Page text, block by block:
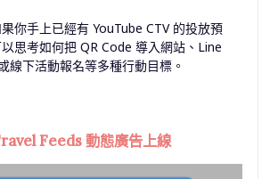
你手上已經有 YouTube CTV 的投放預
思考如何把 QR Code 導入網站、Line
線下活動報名等多種行動目標。
Feeds 動態廣告上線